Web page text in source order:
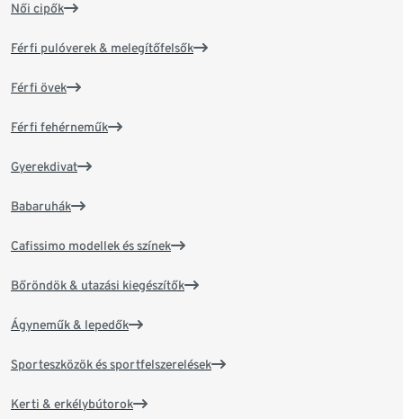
Női cipők
Férfi pulóverek & melegítőfelsők
Férfi övek
Férfi fehérneműk
Gyerekdivat
Babaruhák
Cafissimo modellek és színek
Bőröndök & utazási kiegészítők
Ágyneműk & lepedők
Sporteszközök és sportfelszerelések
Kerti & erkélybútorok